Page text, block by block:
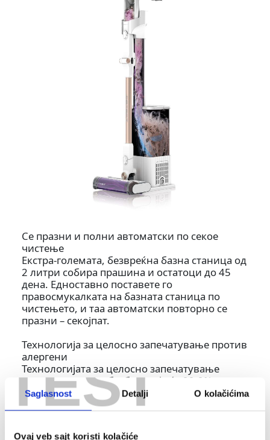
TEST
Saglasnost Detalji O kolačićima
Ovaj veb sajt koristi kolačiće
Се празни и полни автоматски по секое
чистење
Екстра-големата, безвреќна базна станица од
2 литри собира прашина и остатоци до 45
дена. Едноставно поставете го
правосмукалката на базната станица по
чистењето, и таа автоматски повторно се
празни – секојпат.
Технологија за целосно запечатување против
алергени
Технологијата за целосно запечатување
против алергени безбедно фаќа 99.9% од
прашината, алергените и иритансите во
базната станица, без да ги враќа назад во
од непријатни мириси во базната станица и